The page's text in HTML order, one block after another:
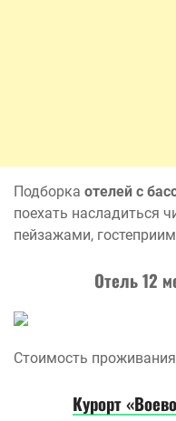
Подборка отелей с
поехать насладиться
пейзажами,
Отель 12
Стоимость
Курорт